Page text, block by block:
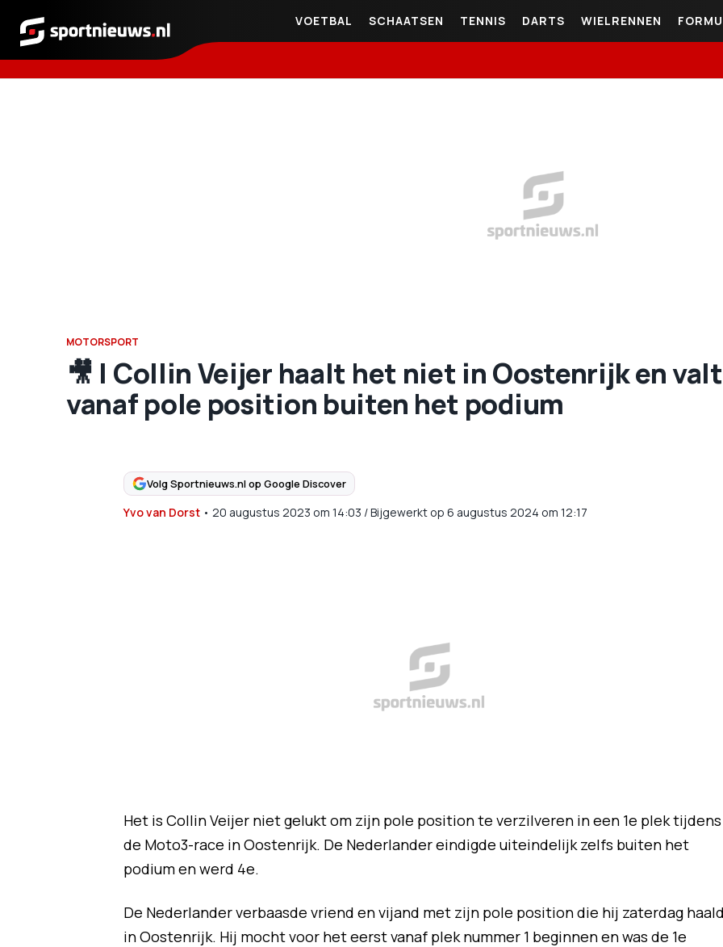
Sportnieuws.nl
VOETBAL SCHAATSEN TENNIS DARTS WIELRENNEN
MOTORSPORT
🎥 | Collin Veijer haalt het niet in Oostenrijk en valt
vanaf pole position buiten het podium
Volg Sportnieuws.nl op Google Discover
Yvo van Dorst• 20 augustus 2023 om 14:03 /Bijgewerkt op 6 augustus 2024 om 12:17
Het is Collin Veijer niet gelukt om zijn pole position te verzilveren in een 1e plek tijdens
de Moto3-race in Oostenrijk. De Nederlander eindigde uiteindelijk zelfs buiten het
podium en werd 4e.
De Nederlander verbaasde vriend en vijand met zijn pole position die hij zaterdag
in Oostenrijk. Hij mocht voor het eerst vanaf plek nummer 1 beginnen en was de 1e